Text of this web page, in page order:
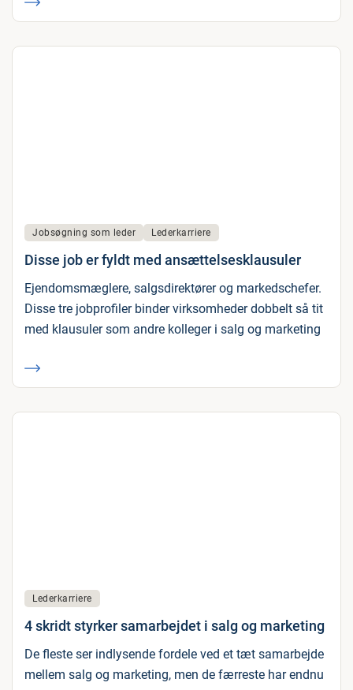
Jobsøgning som leder Lederkarriere
Disse job er fyldt med ansættelsesklausuler
Ejendomsmæglere, salgsdirektører og markedschefer.
Disse tre jobprofiler binder virksomheder dobbelt så tit
med klausuler som andre kolleger i salg og marketing
Lederkarriere
4 skridt styrker samarbejdet i salg og marketing
De fleste ser indlysende fordele ved et tæt samarbejde
mellem salg og marketing, men de færreste har endnu